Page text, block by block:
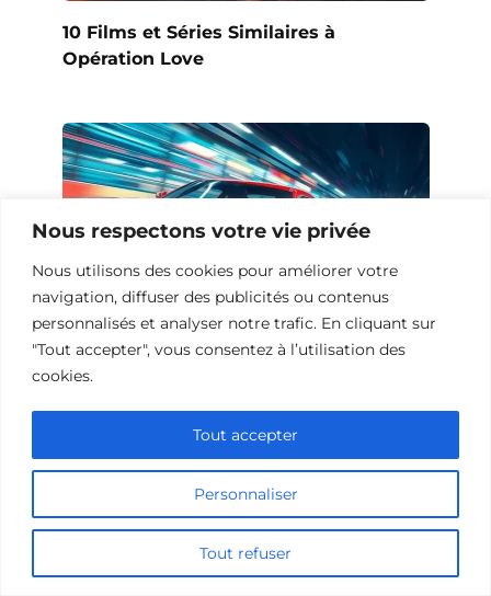
Nous respectons votre vie privée
Nous utilisons des cookies pour améliorer votre
navigation, diffuser des publicités ou contenus
personnalisés et analyser notre trafic. En cliquant sur
"Tout accepter", vous consentez à l’utilisation des
cookies.
Personnaliser
Tout refuser
Tout accepter
10 Films et Séries Similaires à
Opération Love
Ajouter un commentaire
Name